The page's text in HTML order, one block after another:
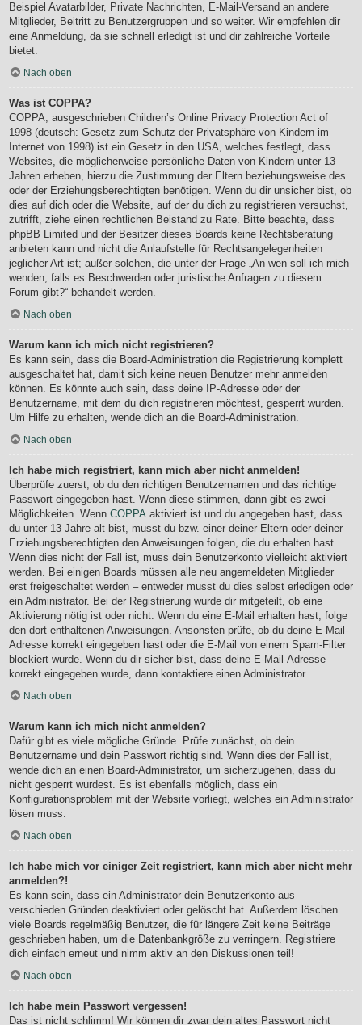
Beispiel Avatarbilder, Private Nachrichten, E-Mail-Versand an andere
Mitglieder, Beitritt zu Benutzergruppen und so weiter. Wir empfehlen dir
eine Anmeldung, da sie schnell erledigt ist und dir zahlreiche Vorteile
bietet.
Nach oben
Was ist COPPA?
COPPA, ausgeschrieben Children’s Online Privacy Protection Act of
1998 (deutsch: Gesetz zum Schutz der Privatsphäre von Kindern im
Internet von 1998) ist ein Gesetz in den USA, welches festlegt, dass
Websites, die möglicherweise persönliche Daten von Kindern unter 13
Jahren erheben, hierzu die Zustimmung der Eltern beziehungsweise des
oder der Erziehungsberechtigten benötigen. Wenn du dir unsicher bist, ob
dies auf dich oder die Website, auf der du dich zu registrieren versuchst,
zutrifft, ziehe einen rechtlichen Beistand zu Rate. Bitte beachte, dass
phpBB Limited und der Besitzer dieses Boards keine Rechtsberatung
anbieten kann und nicht die Anlaufstelle für Rechtsangelegenheiten
jeglicher Art ist; außer solchen, die unter der Frage „An wen soll ich mich
wenden, falls es Beschwerden oder juristische Anfragen zu diesem
Forum gibt?“ behandelt werden.
Nach oben
Warum kann ich mich nicht registrieren?
Es kann sein, dass die Board-Administration die Registrierung komplett
ausgeschaltet hat, damit sich keine neuen Benutzer mehr anmelden
können. Es könnte auch sein, dass deine IP-Adresse oder der
Benutzername, mit dem du dich registrieren möchtest, gesperrt wurden.
Um Hilfe zu erhalten, wende dich an die Board-Administration.
Nach oben
Ich habe mich registriert, kann mich aber nicht anmelden!
Überprüfe zuerst, ob du den richtigen Benutzernamen und das richtige
Passwort eingegeben hast. Wenn diese stimmen, dann gibt es zwei
Möglichkeiten. Wenn COPPA aktiviert ist und du angegeben hast, dass
du unter 13 Jahre alt bist, musst du bzw. einer deiner Eltern oder deiner
Erziehungsberechtigten den Anweisungen folgen, die du erhalten hast.
Wenn dies nicht der Fall ist, muss dein Benutzerkonto vielleicht aktiviert
werden. Bei einigen Boards müssen alle neu angemeldeten Mitglieder
erst freigeschaltet werden – entweder musst du dies selbst erledigen oder
ein Administrator. Bei der Registrierung wurde dir mitgeteilt, ob eine
Aktivierung nötig ist oder nicht. Wenn du eine E-Mail erhalten hast, folge
den dort enthaltenen Anweisungen. Ansonsten prüfe, ob du deine E-Mail-
Adresse korrekt eingegeben hast oder die E-Mail von einem Spam-Filter
blockiert wurde. Wenn du dir sicher bist, dass deine E-Mail-Adresse
korrekt eingegeben wurde, dann kontaktiere einen Administrator.
Nach oben
Warum kann ich mich nicht anmelden?
Dafür gibt es viele mögliche Gründe. Prüfe zunächst, ob dein
Benutzername und dein Passwort richtig sind. Wenn dies der Fall ist,
wende dich an einen Board-Administrator, um sicherzugehen, dass du
nicht gesperrt wurdest. Es ist ebenfalls möglich, dass ein
Konfigurationsproblem mit der Website vorliegt, welches ein Administrator
lösen muss.
Nach oben
Ich habe mich vor einiger Zeit registriert, kann mich aber nicht mehr
anmelden?!
Es kann sein, dass ein Administrator dein Benutzerkonto aus
verschieden Gründen deaktiviert oder gelöscht hat. Außerdem löschen
viele Boards regelmäßig Benutzer, die für längere Zeit keine Beiträge
geschrieben haben, um die Datenbankgröße zu verringern. Registriere
dich einfach erneut und nimm aktiv an den Diskussionen teil!
Nach oben
Ich habe mein Passwort vergessen!
Das ist nicht schlimm! Wir können dir zwar dein altes Passwort nicht